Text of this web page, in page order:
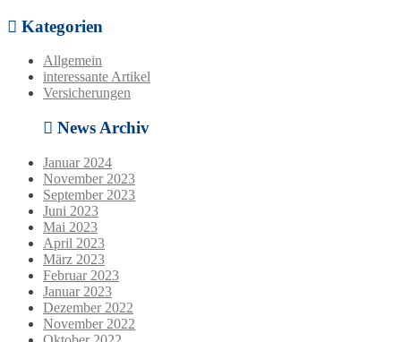
Kategorien
Allgemein
interessante Artikel
Versicherungen
News Archiv
Januar 2024
November 2023
September 2023
Juni 2023
Mai 2023
April 2023
März 2023
Februar 2023
Januar 2023
Dezember 2022
November 2022